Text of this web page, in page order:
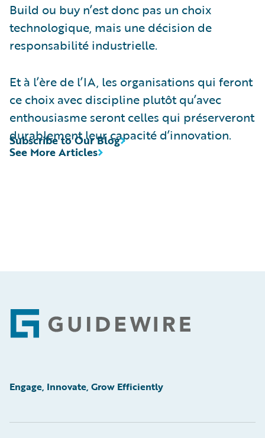
Build ou buy n’est donc pas un choix
technologique, mais une décision de
responsabilité industrielle.
Et à l’ère de l’IA, les organisations qui feront
ce choix avec discipline plutôt qu’avec
enthousiasme seront celles qui préserveront
durablement leur capacité d’innovation.
See More Articles
Subscribe to Our Blog
Footer
Engage, Innovate, Grow Efficiently